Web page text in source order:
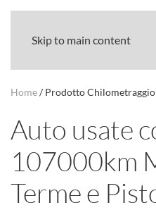
Skip to main content
Home/ Prodotto
Auto usate
107000km
Terme e